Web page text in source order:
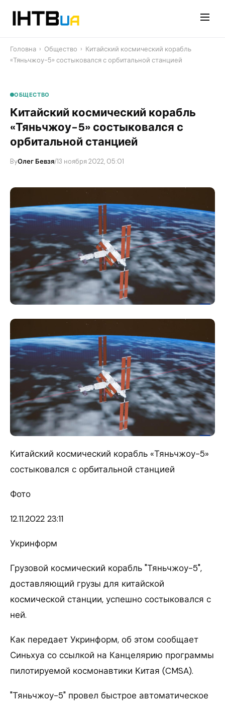
Головна › Общество › Китайский космический корабль
«Тяньчжоу-5» состыковался с орбитальной станцией
ОБЩЕСТВО
Китайский космический корабль
«Тяньчжоу-5» состыковался с
орбитальной станцией
ByОлег Бевзя/13 ноября 2022, 05:01
Китайский космический корабль «Тяньчжоу-5»
состыковался с орбитальной станцией
Фото
12.11.2022 23:11
Укринформ
Грузовой космический корабль "Тяньчжоу-5",
доставляющий грузы для китайской
космической станции, успешно состыковался с
ней.
Как передает Укринформ, об этом сообщает
Синьхуа со ссылкой на Канцелярию программы
пилотируемой космонавтики Китая (CMSA).
"Тяньчжоу-5" провел быстрое автоматическое